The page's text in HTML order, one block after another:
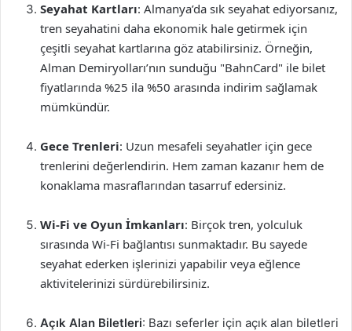
Seyahat Kartları: Almanya’da sık seyahat ediyorsanız,
tren seyahatini daha ekonomik hale getirmek için
çeşitli seyahat kartlarına göz atabilirsiniz. Örneğin,
Alman Demiryolları’nın sunduğu "BahnCard" ile bilet
fiyatlarında %25 ila %50 arasında indirim sağlamak
mümkündür.
Gece Trenleri: Uzun mesafeli seyahatler için gece
trenlerini değerlendirin. Hem zaman kazanır hem de
konaklama masraflarından tasarruf edersiniz.
Wi-Fi ve Oyun İmkanları: Birçok tren, yolculuk
sırasında Wi-Fi bağlantısı sunmaktadır. Bu sayede
seyahat ederken işlerinizi yapabilir veya eğlence
aktivitelerinizi sürdürebilirsiniz.
Açık Alan Biletleri: Bazı seferler için açık alan biletleri